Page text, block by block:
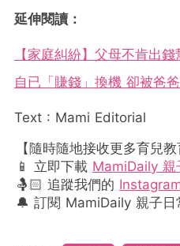
延伸閱讀：
【家庭糾紛】父母不肯出
自已「賺錢」換機 卻被爸
Text : Mami Editorial
【隨時隨地接收更多育兒教
📱 立即下載 MamiDaily 親
🤱🏻 追蹤我們的
🔔 訂閱 MamiDaily 親子日